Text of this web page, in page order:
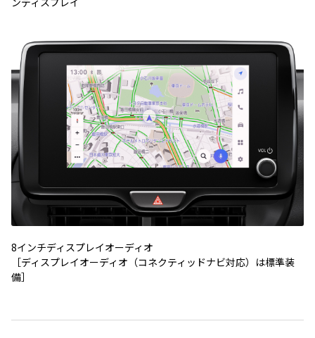
8インチディスプレイオーディオ
［ディスプレイオーディオ（コネクティッドナビ対応）は標準装
備］